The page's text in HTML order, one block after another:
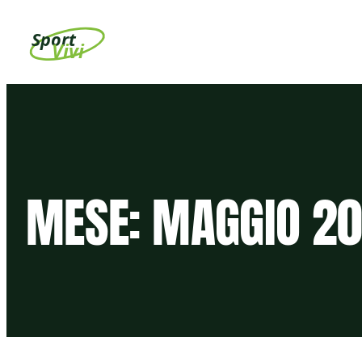
contenuto
Sport
Vivi
MESE:MAGGIO